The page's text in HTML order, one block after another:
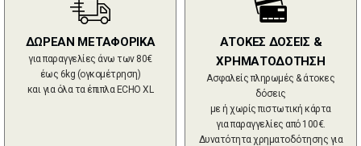
ΔΩΡΕΑΝ ΜΕΤΑΦΟΡΙΚΑ
για παραγγελίες άνω των 80€
έως 6kg (ογκομέτρηση)
και για όλα τα έπιπλα ECHO XL
ΑΤΟΚΕΣ ΔΟΣΕΙΣ &
ΧΡΗΜΑΤΟΔΟΤΗΣΗ
Ασφαλείς πληρωμές & άτοκες
δόσεις
με ή χωρίς πιστωτική κάρτα
για παραγγελίες από 100€.
Δυνατότητα χρηματοδότησης για